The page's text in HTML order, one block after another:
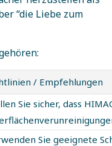
“die Liebe zum
/ Empfehlungen
Sie sicher, dass
Sie geeignete